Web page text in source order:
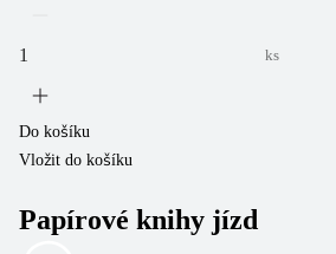
ks
Do košíku
Vložit do košíku
Papírové knihy jízd